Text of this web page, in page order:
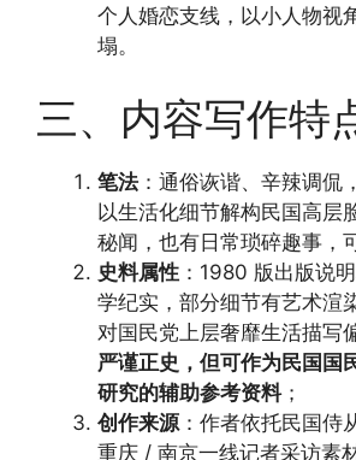
个人婚恋支线，以小人物视
塌。
三、内容写作特
笔法：通俗诙谐、辛辣调侃
以生活化细节解构民国高层
秘闻，也有日常琐碎趣事，
史料属性 ：1980 版出版说
学纪实，部分细节有艺术渲
对国民党上层奢靡生活描写
严谨正史，但可作为民国国
研究的辅助参考资料；
创作来源 ：作者依托民国侍
重庆 / 南京一线记者采访素